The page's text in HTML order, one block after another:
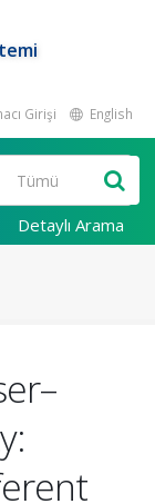
Girişi English
Detaylı Arama